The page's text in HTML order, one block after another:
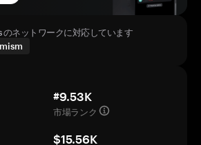
ネットワークに対応しています
#9.53K
市場ランク
$15.56K